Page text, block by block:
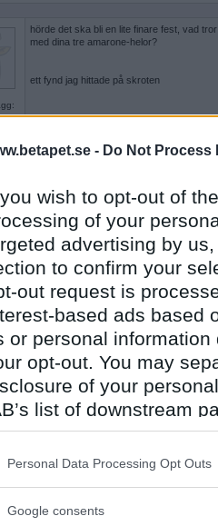
- Do Not Process
wish to opt-out of
of your
advertising by
to confirm your
out request is
based ads based
or personal
opt-out. You may
of your
list of downstream
be disclosed by us
Participants
note that this
Personal Data Processing Opt Outs
Google consents
hörde det ska bli en lite finare fest, vad
med dina tre amarone-helor?
ett fynd jag hittade på skroten
Lök och tomater
Om vi var ett par Pogu, vad hade jag fått
Varför gjorde du så här?